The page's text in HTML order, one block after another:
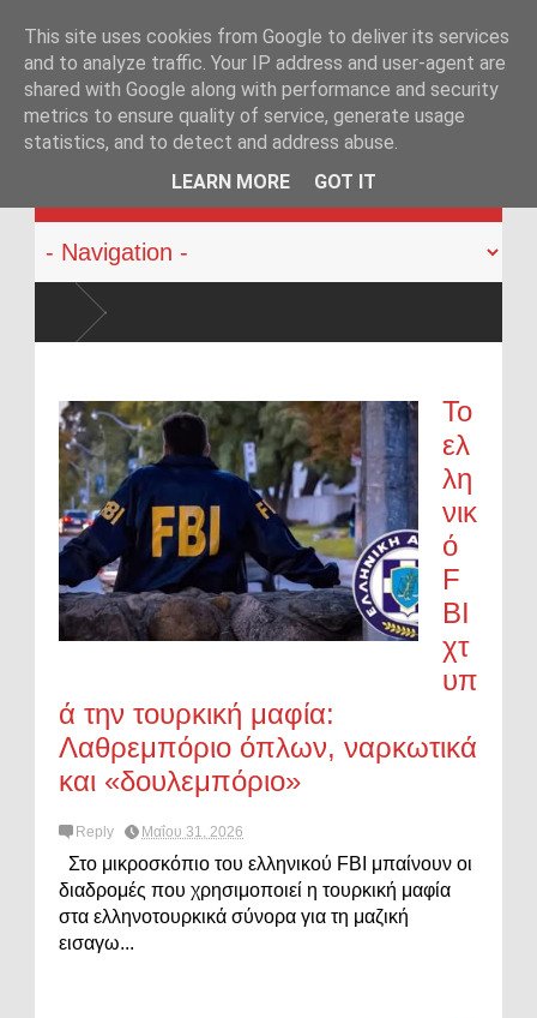
KATEHACKER
Το
ελ
λη
νικ
ό
F
BI
χτ
υπ
ά την τουρκική μαφία:
Λαθρεμπόριο όπλων, ναρκωτικά
και «δουλεμπόριο»
Reply Μαΐου 31, 2026
Στο μικροσκόπιο του ελληνικού FBI μπαίνουν οι
διαδρομές που χρησιμοποιεί η τουρκική μαφία
στα ελληνοτουρκικά σύνορα για τη μαζική
εισαγω...
This site uses cookies from Google to deliver its services
and to analyze traffic. Your IP address and user-agent are
shared with Google along with performance and security
metrics to ensure quality of service, generate usage
statistics, and to detect and address abuse.
LEARN MORE
GOT IT